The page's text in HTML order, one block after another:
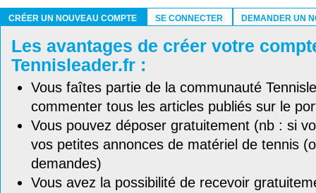
CRÉER UN NOUVEAU COMPTE
SE CONNECTER DEMANDER UN
Les avantages de créer votre
Tennisleader.fr :
Vous faîtes partie de la communauté
commenter tous les articles publiés sur le
Vous pouvez déposer gratuitement (nb : si
vos petites annonces de matériel de tennis
demandes)
Vous avez la possibilité de recevoir